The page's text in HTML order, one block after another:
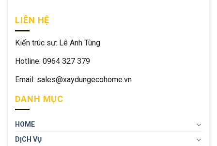
LIÊN HỆ
Kiến trúc sư: Lê Anh Tùng
Hotline: 0964 327 379
Email: sales@xaydungecohome.vn
DANH MỤC
HOME
DỊCH VỤ